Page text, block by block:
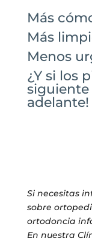
Más
Más
Menos
¿Y si los
siguiente
adelante!
Si necesitas
sobre
ortodoncia
En nuestra